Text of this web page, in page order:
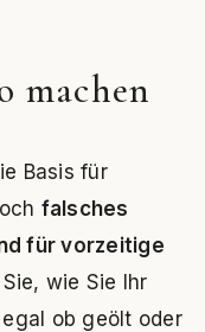
machen
Basis für
falsches
für vorzeitige
wie Sie Ihr
ob geölt oder